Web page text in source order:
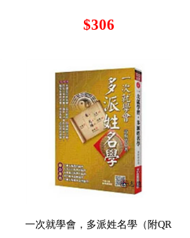
$306
一次就學會，多派姓名學（附QR